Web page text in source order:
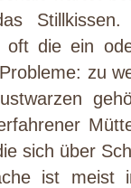
die ein
zu
sich über
ist meist